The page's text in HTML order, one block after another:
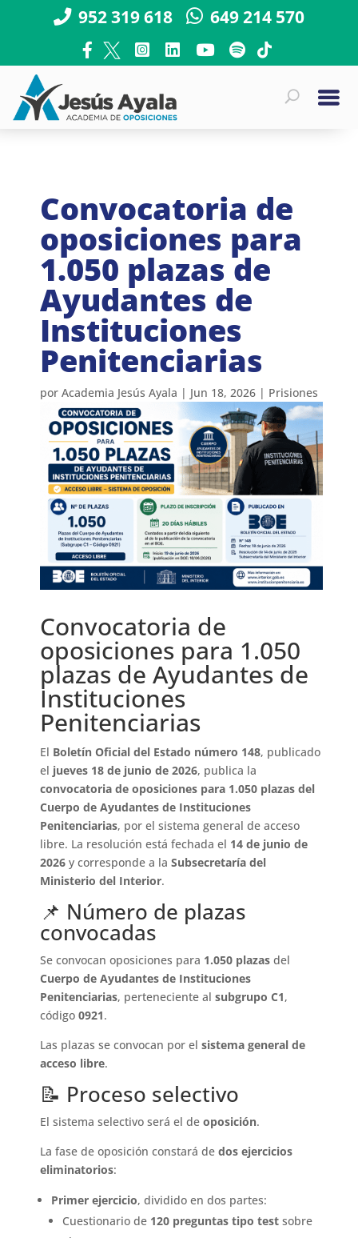
952 319 618 649 214 570
Convocatoria de
oposiciones para
1.050 plazas de
Ayudantes de
Instituciones
Penitenciarias
porAcademia Jesús Ayala | Jun 18, 2026 | Prisiones
Convocatoria de
oposiciones para 1.050
plazas de Ayudantes de
Instituciones
Penitenciarias
El Boletín Oficial del Estado número 148, publicado
el jueves 18 de junio de 2026, publica la
convocatoria de oposiciones para 1.050 plazas del
Cuerpo de Ayudantes de Instituciones
Penitenciarias, por el sistema general de acceso
libre. La resolución está fechada el 14 de junio de
2026 y corresponde a laSubsecretaría del
Ministerio del Interior.
📌 Número de plazas
convocadas
Se convocan oposiciones para 1.050 plazas del
Cuerpo de Ayudantes de Instituciones
Penitenciarias, perteneciente alsubgrupo C1,
código0921.
Las plazas se convocan por elsistema general de
acceso libre.
📝 Proceso selectivo
El sistema selectivo será el deoposición.
La fase de oposición constará dedos ejercicios
eliminatorios:
Primer ejercicio, dividido en dos partes:
Cuestionario de 120 preguntas tipo test sobre